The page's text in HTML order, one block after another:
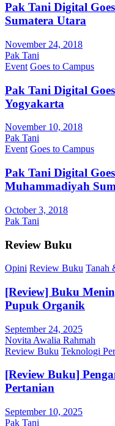
Pak Tani Digital
Sumatera Utara
November 24, 2018
Pak Tani
Event Goes to Campus
Pak Tani Digital
Yogyakarta
November 10, 2018
Pak Tani
Event Goes to Campus
Pak Tani Digital
Muhammadiyah
October 3, 2018
Pak Tani
Review Buku
Opini Review Buku Tanah
[Review] Buku
Pupuk Organik
September 24, 2025
Novita Awalia Rahmah
Review Buku Teknologi
[Review Buku]
Pertanian
September 10, 2025
Pak Tani